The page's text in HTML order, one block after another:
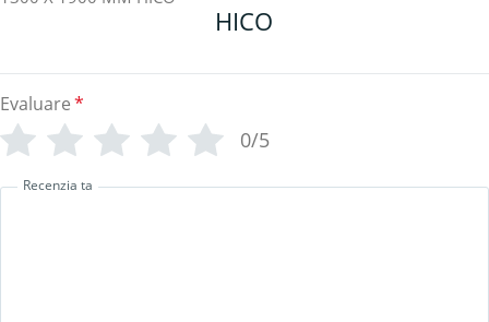
HICO
Evaluare*
0/5
Recenzia ta